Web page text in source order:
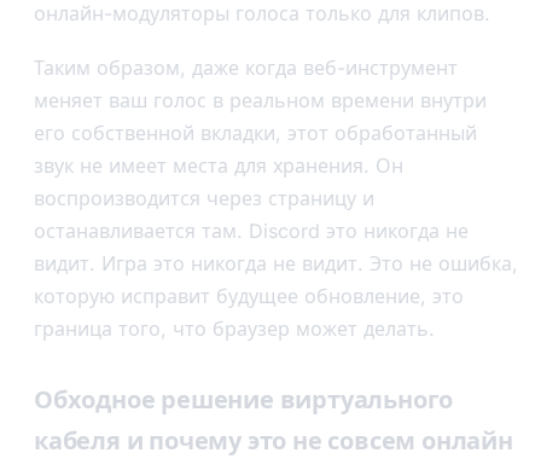
онлайн-модуляторы голоса только для клипов.
Таким образом, даже когда веб-инструмент
меняет ваш голос в реальном времени внутри
его собственной вкладки, этот обработанный
звук не имеет места для хранения. Он
воспроизводится через страницу и
останавливается там. Discord это никогда не
видит. Игра это никогда не видит. Это не ошибка,
которую исправит будущее обновление, это
граница того, что браузер может делать.
Обходное решение виртуального
кабеля и почему это не совсем онлайн